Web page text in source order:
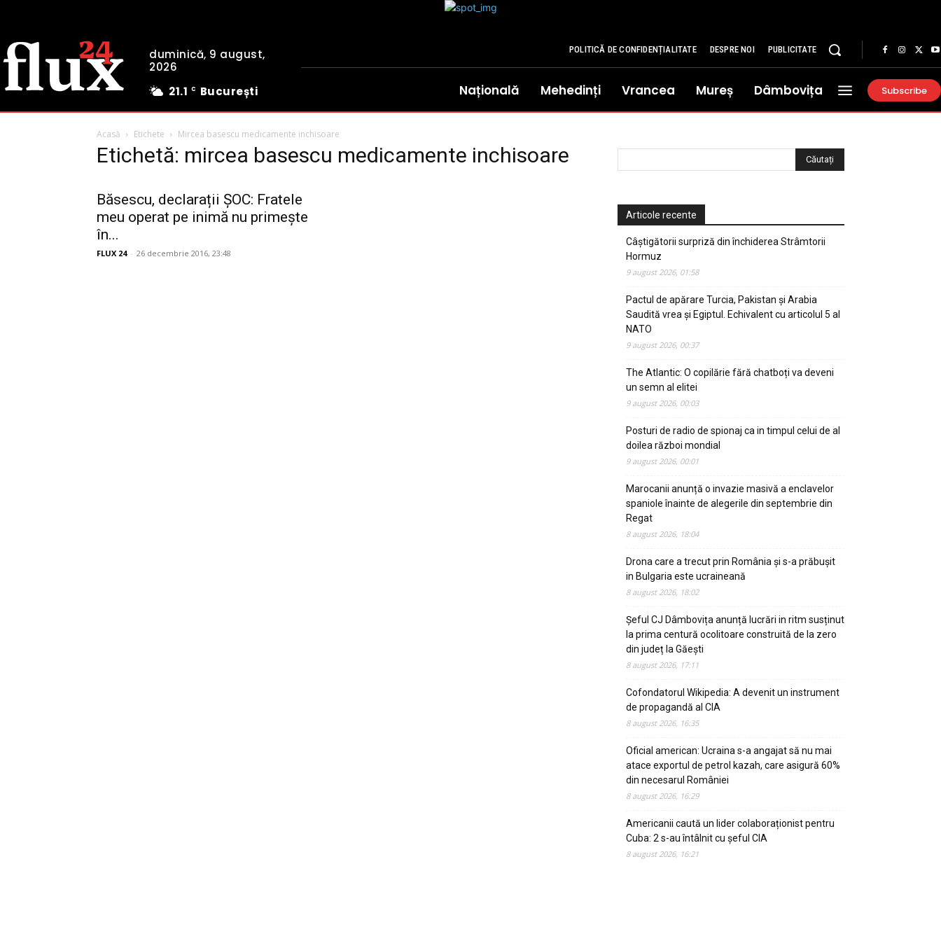
duminică, 9 august,
2026
21.1 C București
POLITICĂ DE CONFIDENȚIALITATE DESPRE NOI PUBLICITATE
Națională Mehedinți Vrancea Mureș Dâmbovița Subscribe
Acasă Etichete Mircea basescu medicamente inchisoare
Etichetă: mircea basescu medicamente inchisoare
Băsescu, declarații ȘOC: Fratele
meu operat pe inimă nu primește
în...
FLUX 24 - 26 decembrie 2016, 23:48
Articole recente
Câștigătorii surpriză din închiderea Strâmtorii
Hormuz
9 august 2026, 01:58
Pactul de apărare Turcia, Pakistan și Arabia
Saudită vrea și Egiptul. Echivalent cu articolul 5 al
NATO
9 august 2026, 00:37
The Atlantic: O copilărie fără chatboți va deveni
un semn al elitei
9 august 2026, 00:03
Posturi de radio de spionaj ca in timpul celui de al
doilea război mondial
9 august 2026, 00:01
Marocanii anunță o invazie masivă a enclavelor
spaniole înainte de alegerile din septembrie din
Regat
8 august 2026, 18:04
Drona care a trecut prin România și s-a prăbușit
in Bulgaria este ucraineană
8 august 2026, 18:02
Șeful CJ Dâmbovița anunță lucrări in ritm susținut
la prima centură ocolitoare construită de la zero
din județ la Găești
8 august 2026, 17:11
Cofondatorul Wikipedia: A devenit un instrument
de propagandă al CIA
8 august 2026, 16:35
Oficial american: Ucraina s-a angajat să nu mai
atace exportul de petrol kazah, care asigură 60%
din necesarul României
8 august 2026, 16:29
Americanii caută un lider colaboraționist pentru
Cuba: 2 s-au întâlnit cu șeful CIA
8 august 2026, 16:21